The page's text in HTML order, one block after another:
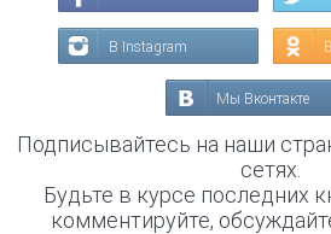
В Instagram
Мы Вконтакте
Подписывайтесь на наши
сетях.
Будьте в курсе последних
комментируйте,